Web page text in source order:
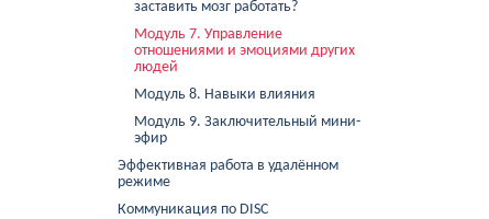
заставить мозг работать?
Модуль 7. Управление
отношениями и эмоциями других
людей
Модуль 8. Навыки влияния
Модуль 9. Заключительный мини-
эфир
Эффективная работа в удалённом
режиме
Коммуникация по DISC